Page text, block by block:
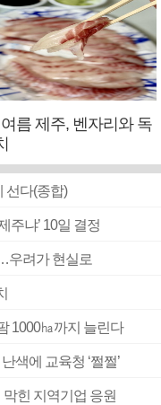
름 제주, 벤자리와 독
선다(종합)
주냐’ 10일 결정
우려가 현실로
1000㏊까지 늘린다
색에 교육청 ‘쩔쩔’
힌 지역기업 응원